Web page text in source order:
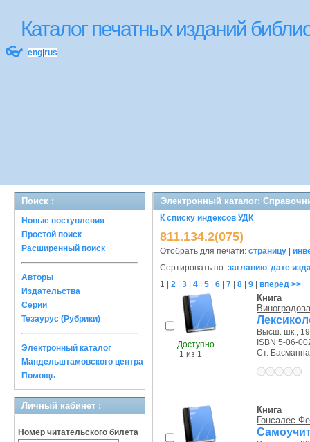
Каталог печатных изданий
👓 eng rus
Поиск :
Новые поступления
Простой поиск
Расширенный поиск
Авторы
Издательства
Серии
Тезаурус (Рубрики)
Электронный каталог
Мандельштамовского центра
Помощь
Личный кабинет :
Номер читательского билета
Электронный каталог:
К списку индексов УДК
811.134.2(075)
Отобрать для печати: страницу
Сортировать по: заглавию дате
1
2 3 4 5 6 7 8 9 вперед >>
Доступно
1 из 1
Книга
Высш. шк.,
ISBN 5-06-
Ст.
Книга
Гонсалес-